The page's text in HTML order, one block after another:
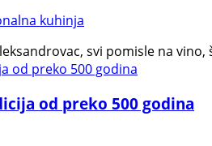
kuhinja
svi pomisle na
od preko 500 godina